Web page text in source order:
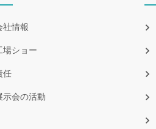
社情報
場ショー
任
示会の活動